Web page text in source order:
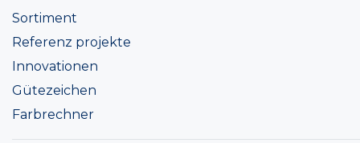
Sortiment
Referenz projekte
Innovationen
Gütezeichen
Farbrechner